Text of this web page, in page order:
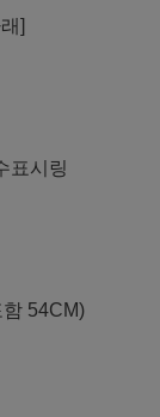
]
표시링
54CM)